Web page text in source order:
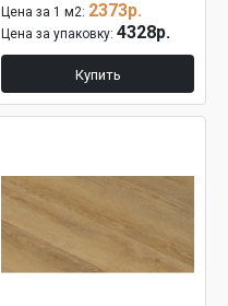
Цена за 1 м2: 2373р.
Цена за упаковку: 4328р.
Купить